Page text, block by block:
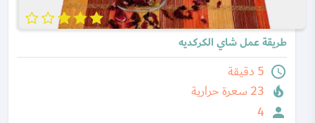
طريقة عمل شاي الكركديه
5 دقيقة
23 سعرة حرارية
4